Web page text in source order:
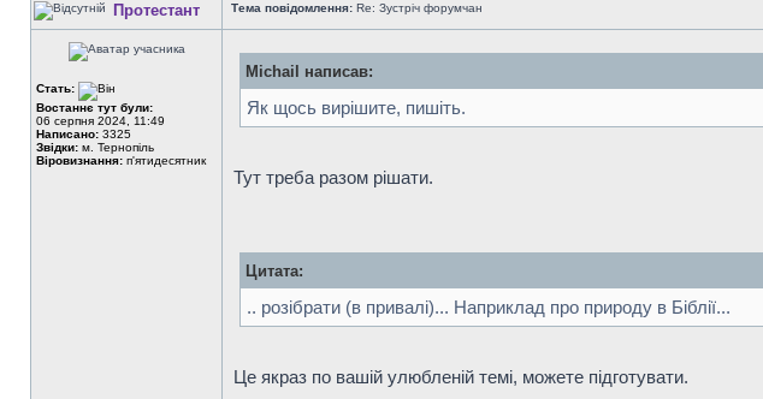
Протестант Тема повідомлення: Re: Зустріч форумчан
Стать:
Востаннє тут були:
06 серпня 2024, 11:49
Написано: 3325
Звідки: м. Тернопіль
Віровизнання: п'ятидесятник
Michail написав:
Як щось вирішите, пишіть.
Тут треба разом рішати.
Цитата:
.. розібрати (в привалі)... Наприклад про природу в Біблії...
Це якраз по вашій улюбленій темі, можете підготувати.